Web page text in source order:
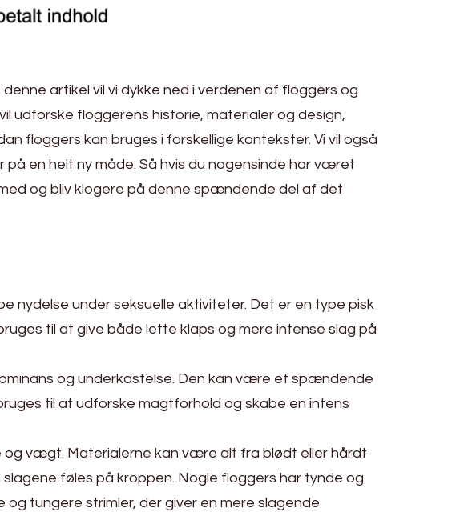
artikel vil vi dykke ned i verdenen af floggers og
udforske floggerens historie, materialer og design,
floggers kan bruges i forskellige kontekster. Vi vil også
en helt ny måde. Så hvis du nogensinde har været
og bliv klogere på denne spændende del af det
nydelse under seksuelle aktiviteter. Det er en type pisk
til at give både lette klaps og mere intense slag på
og underkastelse. Den kan være et spændende
til at udforske magtforhold og skabe en intens
og vægt. Materialerne kan være alt fra blødt eller hårdt
føles på kroppen. Nogle floggers har tynde og
tungere strimler, der giver en mere slagende